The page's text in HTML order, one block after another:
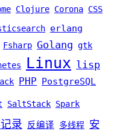
Clojure Corona CSS
erlang
Fsharp Golang gtk
Linux lisp
PHP PostgreSQL
SaltStack Spark
录 反编译 多线程 安